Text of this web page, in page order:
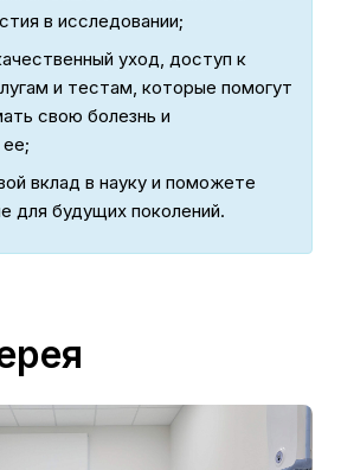
в исследовании;
уход, доступ к
и тестам, которые помогут
свою болезнь и
вклад в науку и поможете
для будущих поколений.